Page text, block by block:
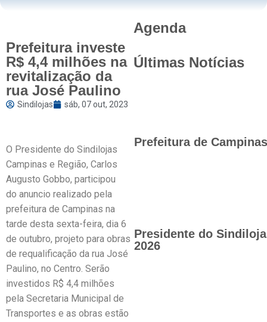
Prefeitura investe
R$ 4,4 milhões na
revitalização da
rua José Paulino
Sindilojas sáb, 07 out, 2023
O Presidente do Sindilojas
Campinas e Região, Carlos
Augusto Gobbo, participou
do anuncio realizado pela
prefeitura de Campinas na
tarde desta sexta-feira, dia 6
de outubro, projeto para obras
de requalificação da rua José
Paulino, no Centro. Serão
investidos R$ 4,4 milhões
pela Secretaria Municipal de
Transportes e as obras estão
Agenda
Últimas Notícias
Prefeitura de
Presidente do
2026